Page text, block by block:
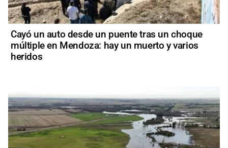
Cayó un auto desde un puente tras un choque
múltiple en Mendoza: hay un muerto y varios
heridos